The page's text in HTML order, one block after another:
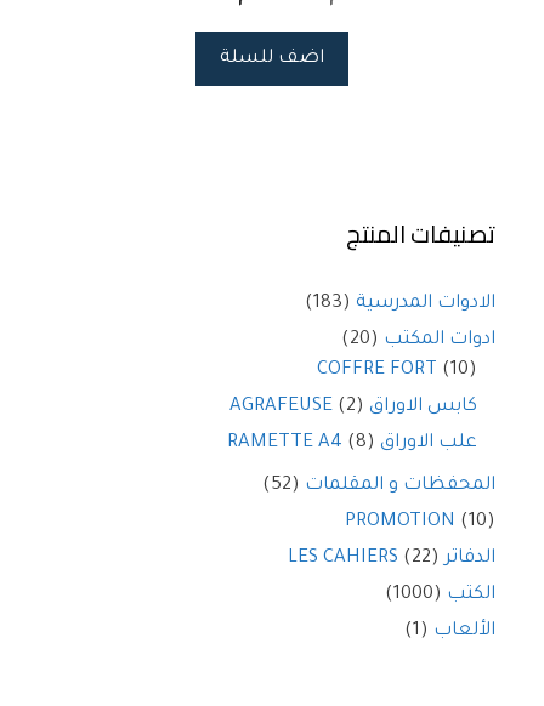
اضف للسلة
تصنيفات المنتج
الادوات المدرسية (183)
ادوات المكتب (20)
COFFRE FORT (10)
كابس الاوراق AGRAFEUSE (2)
علب الاوراق RAMETTE A4 (8)
المحفظات و المقلمات (52)
PROMOTION (10)
الدفاتر LES CAHIERS (22)
الكتب (1000)
الألعاب (1)